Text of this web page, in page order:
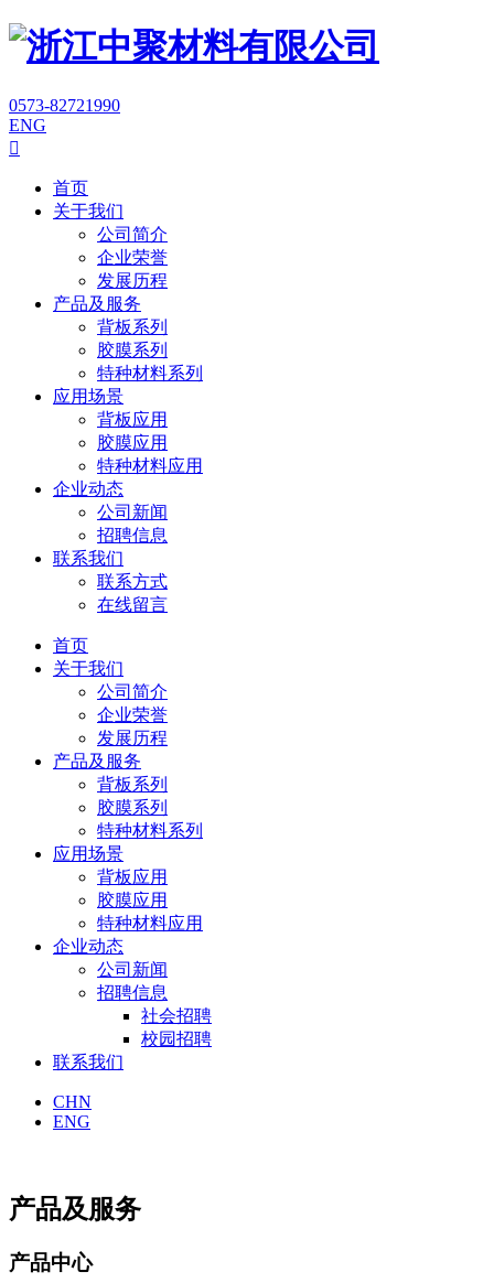
0573-82721990
ENG

首页
关于我们
公司简介
企业荣誉
发展历程
产品及服务
背板系列
胶膜系列
特种材料系列
应用场景
背板应用
胶膜应用
特种材料应用
企业动态
公司新闻
招聘信息
联系我们
联系方式
在线留言
首页
关于我们
公司简介
企业荣誉
发展历程
产品及服务
背板系列
胶膜系列
特种材料系列
应用场景
背板应用
胶膜应用
特种材料应用
企业动态
公司新闻
招聘信息
社会招聘
校园招聘
联系我们
CHN
ENG
产品及服务
产品中心